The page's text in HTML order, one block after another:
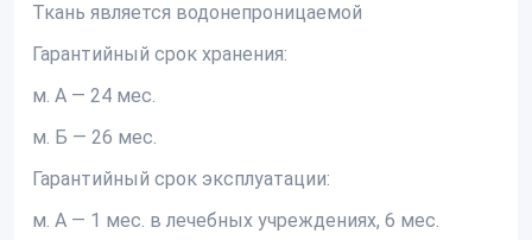
Ткань является водонепроницаемой
Гарантийный срок хранения:
м. А — 24 мес.
м. Б — 26 мес.
Гарантийный срок эксплуатации:
м. А — 1 мес. в лечебных учреждениях, 6 мес.